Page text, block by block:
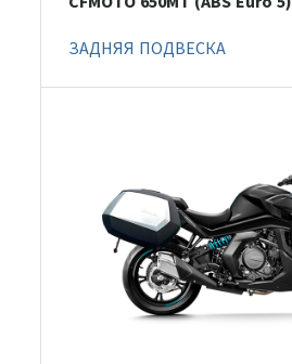
ЗАДНЯЯ ПОДВЕСКА